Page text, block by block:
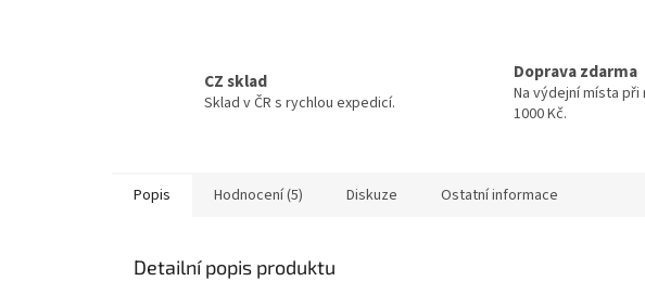
CZ sklad
Sklad v ČR s rychlou expedicí.
Doprava zdarma
Na výdejní místa při
1000 Kč.
Popis Hodnocení (5) Diskuze Ostatní informace
Detailní popis produktu